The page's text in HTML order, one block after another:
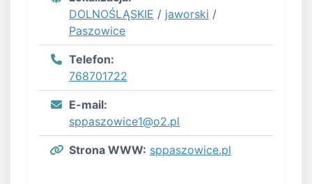
DOLNOŚLĄSKIE / jaworski /
Paszowice
Telefon:
768701722
E-mail:
sppaszowice1@o2.pl
Strona WWW: sppaszowice.pl